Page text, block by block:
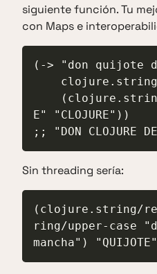
siguiente función. Tu
con Maps e
(-> "don quijote
E" "CLOJURE"))
;; "DON CLOJURE
Sin threading sería:
(clojure.string/
ring/upper-case
mancha")